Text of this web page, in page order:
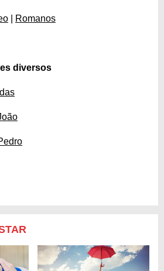
Romanos
diversos